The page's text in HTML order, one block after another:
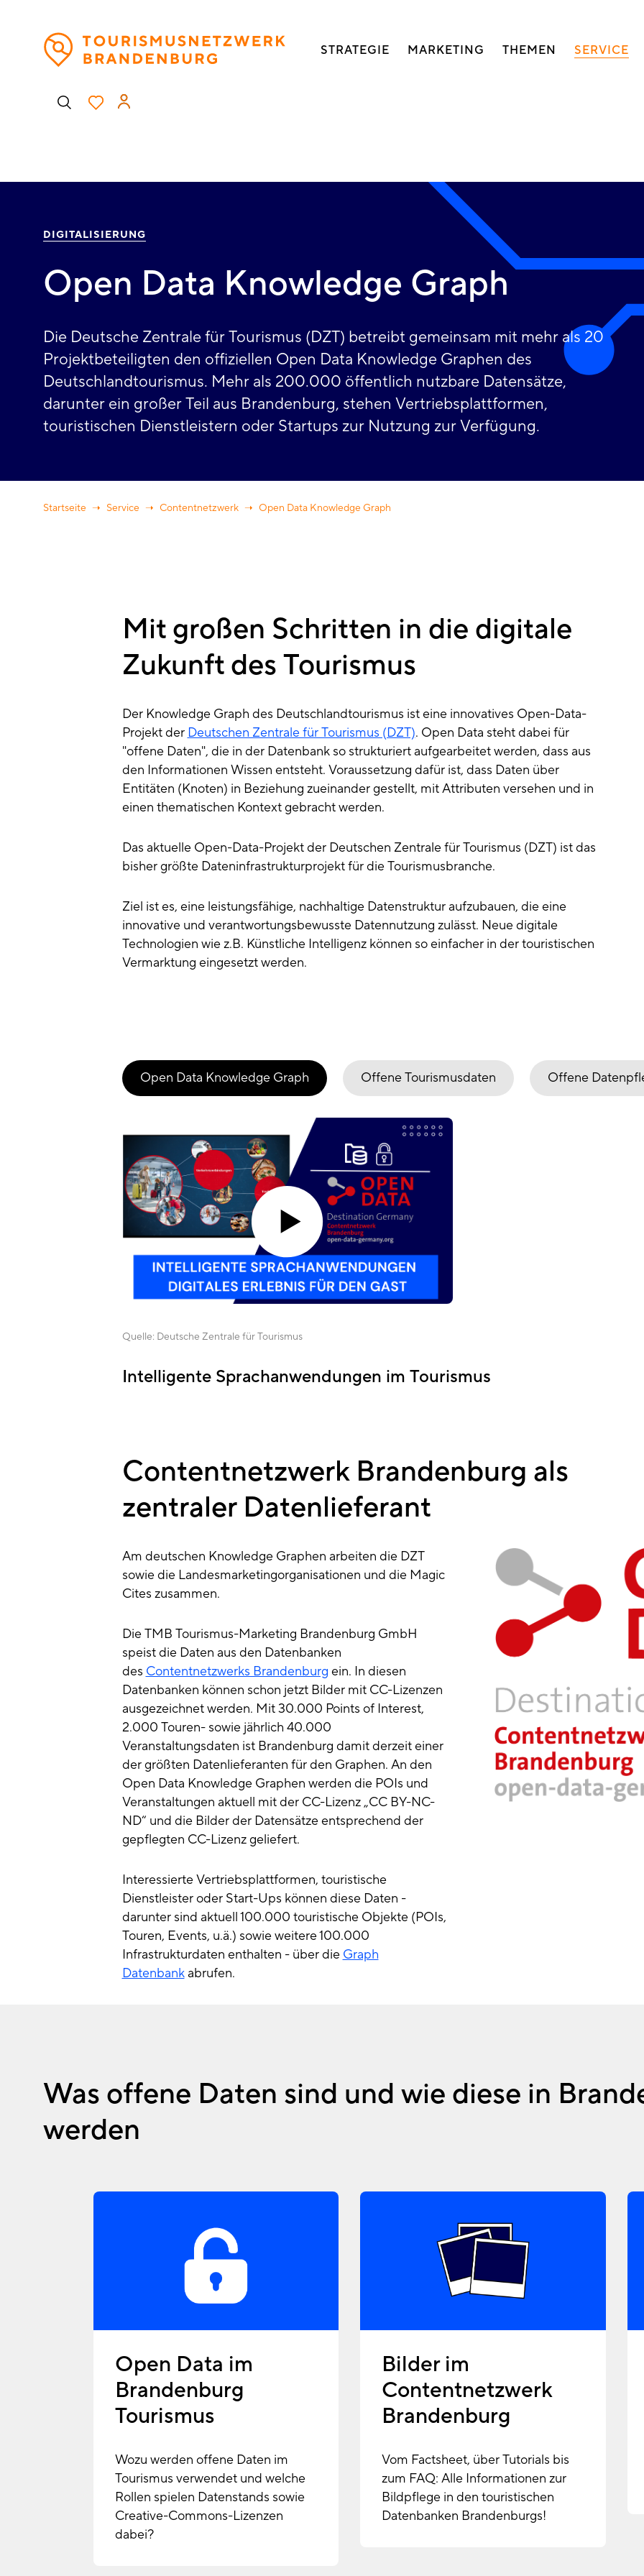
Hauptnavigation
STRATEGIE MARKETING THEMEN SERVICE
Benutzermenü
DIGITALISIERUNG
Open Data Knowledge Graph
Die Deutsche Zentrale für Tourismus (DZT) betreibt gemeinsam mit mehr als 20
Projektbeteiligten den offiziellen Open Data Knowledge Graphen des
Deutschlandtourismus. Mehr als 200.000 öffentlich nutzbare Datensätze,
darunter ein großer Teil aus Brandenburg, stehen Vertriebsplattformen,
touristischen Dienstleistern oder Startups zur Nutzung zur Verfügung.
Startseite Service Contentnetzwerk Open Data Knowledge Graph
Mit großen Schritten in die digitale
Zukunft des Tourismus
Der Knowledge Graph des Deutschlandtourismus ist eine innovatives Open-Data-
Projekt der Deutschen Zentrale für Tourismus (DZT). Open Data steht dabei für
"offene Daten", die in der Datenbank so strukturiert aufgearbeitet werden, dass aus
den Informationen Wissen entsteht. Voraussetzung dafür ist, dass Daten über
Entitäten (Knoten) in Beziehung zueinander gestellt, mit Attributen versehen und in
einen thematischen Kontext gebracht werden.
Das aktuelle Open-Data-Projekt der Deutschen Zentrale für Tourismus (DZT) istdas
bisher größte Dateninfrastrukturprojekt für die Tourismusbranche.
Ziel ist es, eine leistungsfähige, nachhaltige Datenstruktur aufzubauen, die eine
innovative und verantwortungsbewusste Datennutzung zulässt. Neue digitale
Technologien wie z.B. Künstliche Intelligenz können so einfacher in der touristischen
Vermarktung eingesetzt werden.
Open Data Knowledge Graph Offene Tourismusdaten Offene
Quelle: Deutsche Zentrale für Tourismus
Intelligente Sprachanwendungen im Tourismus
Contentnetzwerk Brandenburg als
zentraler Datenlieferant
Am deutschen Knowledge Graphen arbeiten die DZT
sowie die Landesmarketingorganisationen und die Magic
Cites zusammen.
Die TMB Tourismus-Marketing Brandenburg GmbH
speist die Daten aus den Datenbanken
des Contentnetzwerks Brandenburg ein. In diesen
Datenbanken können schon jetzt Bilder mit CC-Lizenzen
ausgezeichnet werden. Mit 30.000 Points of Interest,
2.000 Touren- sowie jährlich 40.000
Veranstaltungsdaten ist Brandenburg damit derzeit einer
der größten Datenlieferanten für den Graphen. An den
Open Data Knowledge Graphen werden die POIs und
Veranstaltungen aktuell mit der CC-Lizenz „CC BY-NC-
ND“ und die Bilder der Datensätze entsprechend der
gepflegten CC-Lizenz geliefert.
Interessierte Vertriebsplattformen, touristische
Dienstleister oder Start-Ups können diese Daten -
darunter sind aktuell 100.000 touristische Objekte (POIs,
Touren, Events, u.ä.) sowie weitere 100.000
Infrastrukturdaten enthalten - über die Graph
Datenbankabrufen.
Was offene Daten sind und wie diese in
werden
Open Data im
Brandenburg
Tourismus
Wozu werden offene Daten im
Tourismus verwendet und welche
Rollen spielen Datenstands sowie
Creative-Commons-Lizenzen
dabei?
Bilder im
Contentnetzwerk
Brandenburg
Vom Factsheet, über Tutorials bis
zum FAQ: Alle Informationen zur
Bildpflege in den touristischen
Datenbanken Brandenburgs!